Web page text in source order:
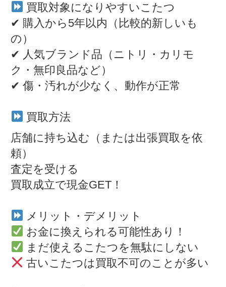
買取対象になりやすいこたつ
✔ 購入から5年以内（比較的新しいも
の）
✔ 人気ブランド品（ニトリ・カリモ
ク・無印良品など）
✔ 傷・汚れが少なく、動作が正常
買取方法
店舗に持ち込む（または出張買取を依
頼）
査定を受ける
買取成立で現金GET！
メリット・デメリット
お金に換えられる可能性あり！
まだ使えるこたつを無駄にしない
古いこたつは買取不可のことが多い